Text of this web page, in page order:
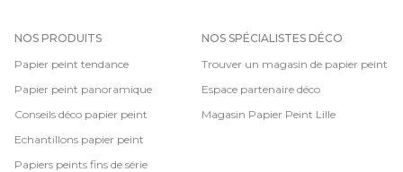
NOS PRODUITS
Papier peint tendance
Papier peint panoramique
Conseils déco papier peint
Echantillons papier peint
Papiers peints fins de série
NOS SPÉCIALISTES DÉCO
Trouver un magasin de papier peint
Espace partenaire déco
Magasin Papier Peint Lille